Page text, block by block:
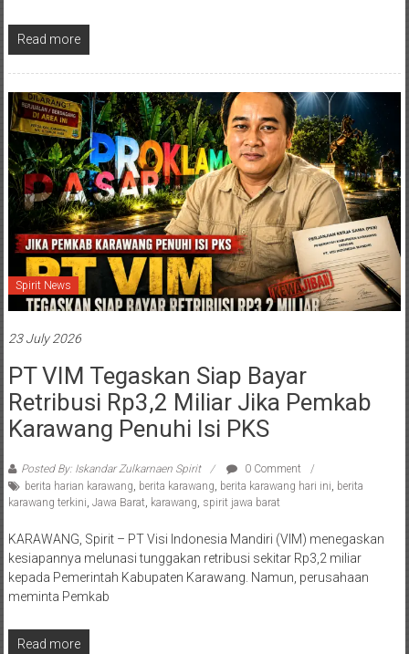
Read more
Spirit News
23 July 2026
PT VIM Tegaskan Siap Bayar
Retribusi Rp3,2 Miliar Jika Pemkab
Karawang Penuhi Isi PKS
Posted By: Iskandar Zulkarnaen Spirit
0 Comment
berita harian karawang, berita karawang, berita karawang hari ini, berita
karawang terkini, Jawa Barat, karawang, spirit jawa barat
KARAWANG, Spirit – PT Visi Indonesia Mandiri (VIM) menegaskan
kesiapannya melunasi tunggakan retribusi sekitar Rp3,2 miliar
kepada Pemerintah Kabupaten Karawang. Namun, perusahaan
meminta Pemkab
Read more